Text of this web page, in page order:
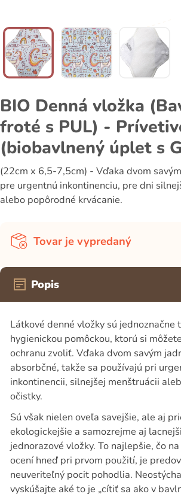
BIO Denná vložka
froté s PUL) -
(biobavlnený úplet s
(22cm x 6,5-7,5cm) - Vďaka dvom
pre urgentnú inkontinenciu, pre dni
alebo popôrodné krvácanie.
Tovar je vypredaný
Popis
Látkové denné vložky sú jednoznačne
hygienickou pomôckou, ktorú si
ochranu zvoliť. Vďaka dvom savým
absorbčné, takže sa používajú pri
inkontinencii, silnejšej menštruácii
očistky.
Sú však nielen oveľa savejšie, ale aj
ekologickejšie a samozrejme aj
jednorazové vložky. To najlepšie, čo
ocení hneď pri prvom použití, je
neuveriteľný pocit pohodlia.
vyskúšajte aké to je „cítiť sa ako v